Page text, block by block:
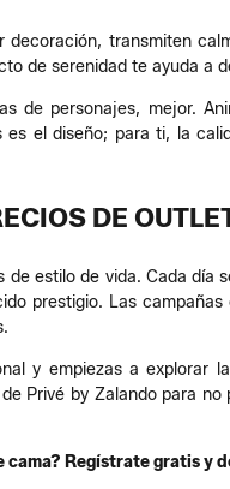
transmiten
de serenidad te ayuda a
personajes, mejor.
el diseño; para ti, la
DE
estilo de vida. Cada
prestigio. Las
y empiezas a explorar
Privé by Zalando para
Regístrate gratis y